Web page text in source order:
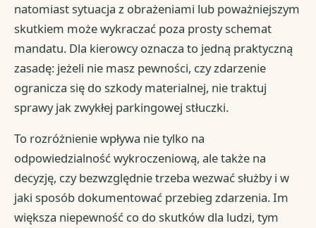
natomiast sytuacja z obrażeniami lub poważniejszym
skutkiem może wykraczać poza prosty schemat
mandatu. Dla kierowcy oznacza to jedną praktyczną
zasadę: jeżeli nie masz pewności, czy zdarzenie
ogranicza się do szkody materialnej, nie traktuj
sprawy jak zwykłej parkingowej stłuczki.
To rozróżnienie wpływa nie tylko na
odpowiedzialność wykroczeniową, ale także na
decyzję, czy bezwzględnie trzeba wezwać służby i w
jaki sposób dokumentować przebieg zdarzenia. Im
większa niepewność co do skutków dla ludzi, tym